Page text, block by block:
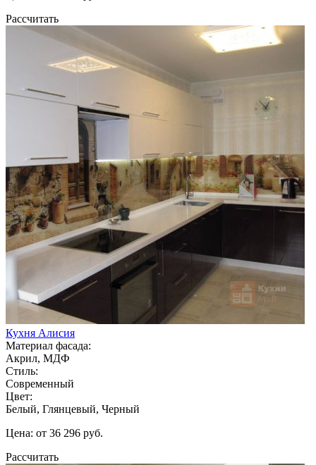
Рассчитать
Кухня Алисия
Материал фасада:
Акрил, МДФ
Стиль:
Современный
Цвет:
Белый, Глянцевый, Черный
Цена: от 36 296 руб.
Рассчитать